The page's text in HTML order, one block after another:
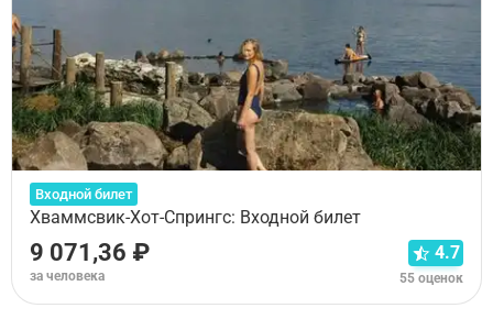
Входной билет
Хваммсвик-Хот-Спрингс: Входной билет
9 071,36 ₽
за человека
4.7
55 оценок